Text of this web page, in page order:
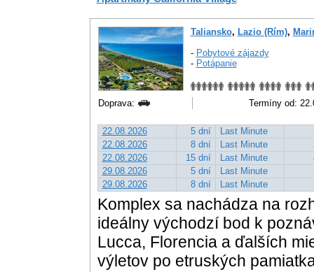
Taliansko, Lazio (Rím),
- Pobytové zájazdy
- Potápanie
Doprava: Termíny od:
22.08.2026 5 dní Last Minute
22.08.2026
8 dní Last Minute
22.08.2026
15 dní Last Minute
29.08.2026
5 dní Last Minute
29.08.2026
8 dní Last Minute
Komplex sa nachádza na
ideálny východzí bod k
Lucca, Florencia a ďalších
výletov po etruských